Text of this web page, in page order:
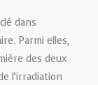
dans
Parmi elles,
des deux
l’irradiation